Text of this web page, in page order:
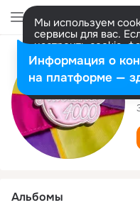
Мы используем
сервисы для вас.
настроить cookie-
представитель.
Разрешить все
Альбомы
Информация о
на платформе —